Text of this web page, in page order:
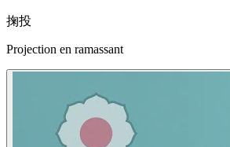
掬投
Projection en ramassant